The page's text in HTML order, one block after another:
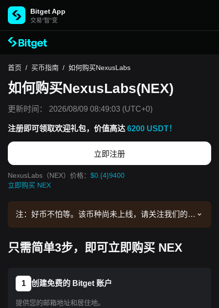
Bitget App
交易“智”变
首页 / 买币指南 / 如何购买NexusLabs
如何购买NexusLabs(NEX)
更新时间： 2026/08/09 08:49:03 (UTC+0)
注册即可领取欢迎礼包，价值高达 6200 USDT！
立即注册
NexusLabs（NEX）价格： $0.{4}9400
立即购买 NEX
注：好币不怕等。该币种尚未上线，请关注我们的公
操作流程。
只需简单3步，即可立即购买 NEX
1 创建免费的 Bitget 账户
提供您的邮箱地址和居住地。